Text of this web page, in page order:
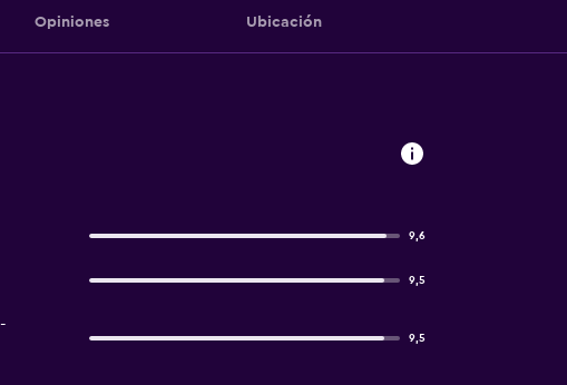
Opiniones Ubicación
9,6
9,5
9,5